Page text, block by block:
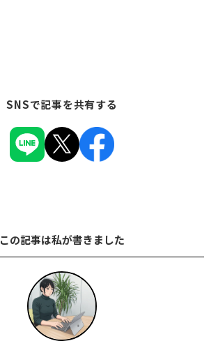
SNSで記事を共有する
この記事は私が書きました